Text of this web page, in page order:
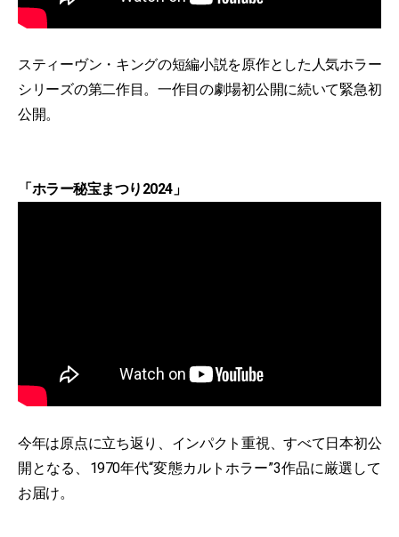
スティーヴン・キングの短編小説を原作とした人気ホラー
シリーズの第二作目。一作目の劇場初公開に続いて緊急初
公開。
「ホラー秘宝まつり2024」
今年は原点に立ち返り、インパクト重視、すべて日本初公
開となる、1970年代“変態カルトホラー”3作品に厳選して
お届け。